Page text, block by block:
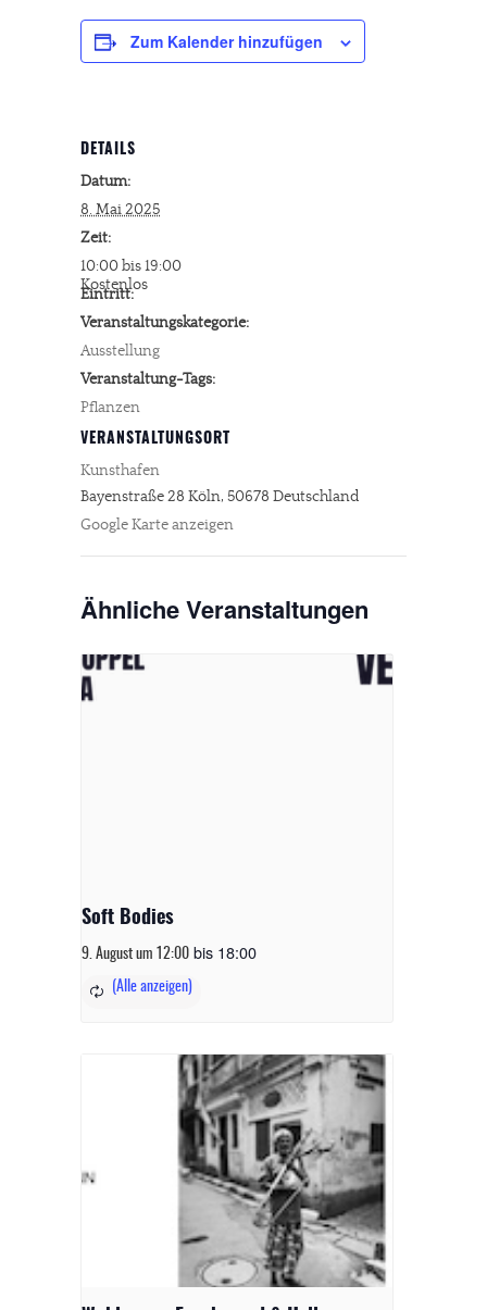
Zum Kalender hinzufügen
DETAILS
Datum:
8. Mai 2025
Zeit:
10:00 bis 19:00
Eintritt:
Kostenlos
Veranstaltungskategorie:
Ausstellung
Veranstaltung-Tags:
Pflanzen
VERANSTALTUNGSORT
Kunsthafen
Bayenstraße 28 Köln, 50678 Deutschland
Google Karte anzeigen
Ähnliche Veranstaltungen
Soft Bodies
9. August um 12:00 bis 18:00